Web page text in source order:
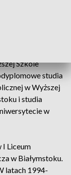
Szkole
studia
w Wyższej
i studia
w
I Liceum
w Białymstoku.
latach 1994-